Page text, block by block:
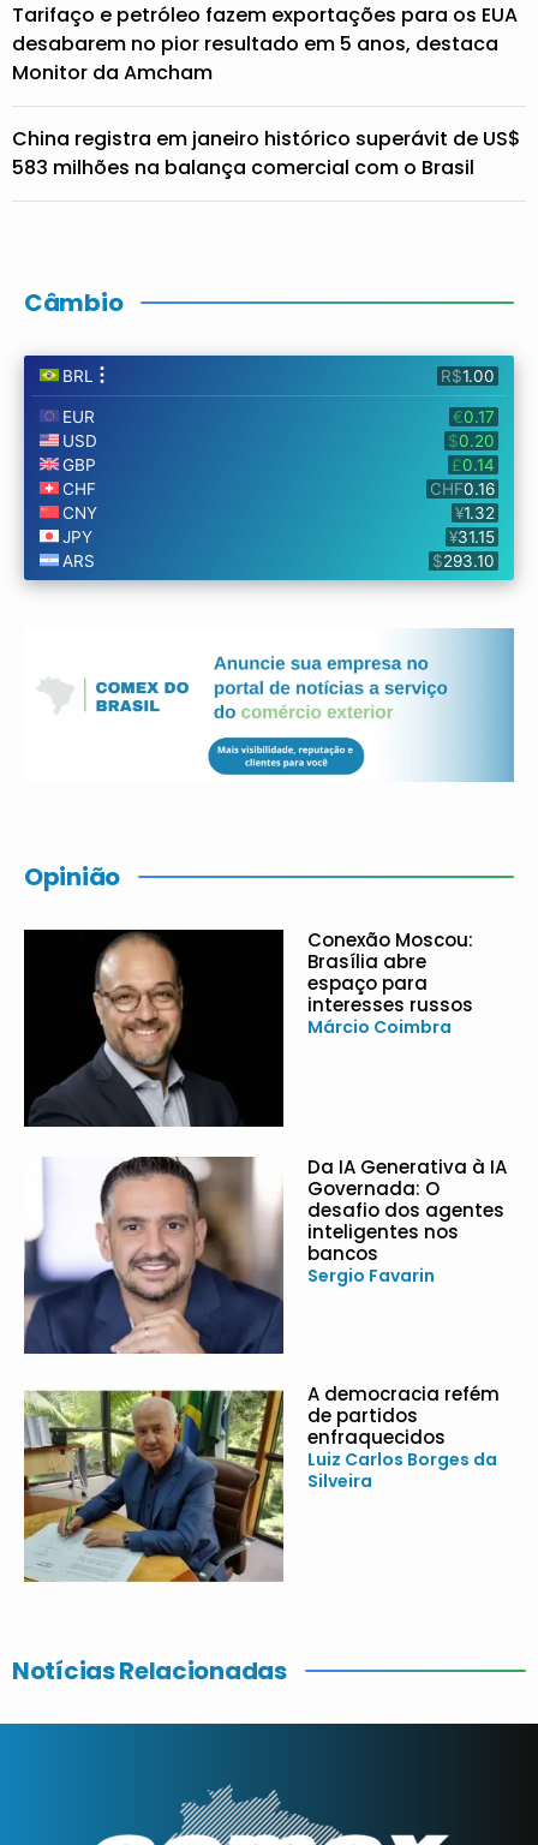
Tarifaço e petróleo fazem exportações para os EUA
desabarem no pior resultado em 5 anos, destaca
Monitor da Amcham
China registra em janeiro histórico superávit de US$
583 milhões na balança comercial com o Brasil
Câmbio
Opinião
Conexão Moscou:
Brasília abre
espaço para
interesses russos
Márcio Coimbra
Da IA Generativa à IA
Governada: O
desafio dos agentes
inteligentes nos
bancos
Sergio Favarin
A democracia refém
de partidos
enfraquecidos
Luiz Carlos Borges da
Silveira
Notícias Relacionadas